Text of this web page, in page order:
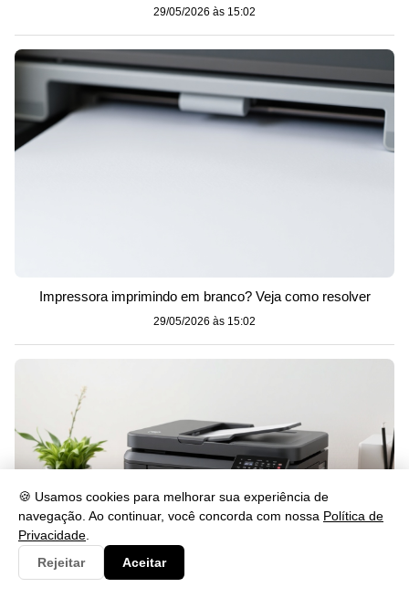
🍪 Usamos cookies para melhorar sua experiência de
navegação. Ao continuar, você concorda com nossa Política de
Privacidade
Rejeitar
Aceitar
29/05/2026 às 15:02
Impressora imprimindo em branco? Veja como resolver
29/05/2026 às 15:02